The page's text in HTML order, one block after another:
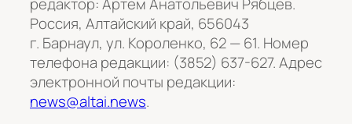
Россия, Алтайский край, 656043
г. Барнаул, ул. Короленко, 62 — 61. Номер
телефона редакции: (3852) 637-627. Адрес
электронной почты редакции:
news@altai.news.